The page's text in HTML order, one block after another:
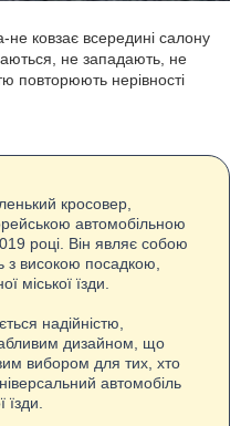
ковзає всередині салону
не западають, не
повторюють нерівності
кросовер,
автомобільною
році. Він являє собою
з високою посадкою,
міської їзди.
надійністю,
дизайном, що
вибором для тих, хто
автомобіль
їзди.